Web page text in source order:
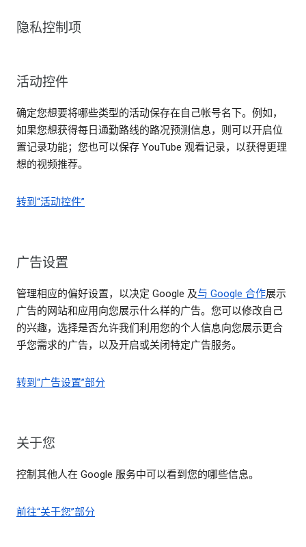
隐私控制项
活动控件
确定您想要将哪些类型的活动保存在自己帐号名下。例如，
如果您想获得每日通勤路线的路况预测信息，则可以开启位
置记录功能；您也可以保存 YouTube 观看记录，以获得更理
想的视频推荐。
转到“活动控件”
广告设置
管理相应的偏好设置，以决定 Google 及与 Google 合作展示
广告的网站和应用向您展示什么样的广告。您可以修改自己
的兴趣，选择是否允许我们利用您的个人信息向您展示更合
乎您需求的广告，以及开启或关闭特定广告服务。
转到“广告设置”部分
关于您
控制其他人在 Google 服务中可以看到您的哪些信息。
前往“关于您”部分